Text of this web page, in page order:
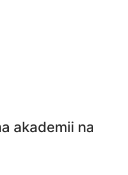
akademii na